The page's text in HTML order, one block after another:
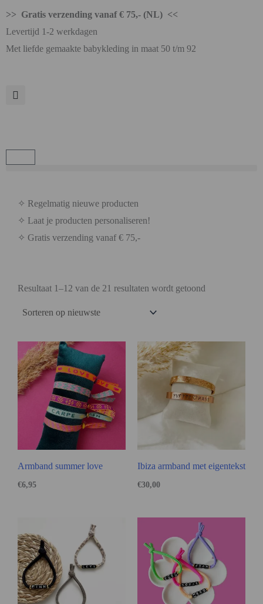
>> Gratis verzending vanaf € 75,- (NL) <<
Levertijd 1-2 werkdagen
Met liefde gemaakte babykleding in maat 50 t/m 92
✧ Regelmatig nieuwe producten
✧ Laat je producten personaliseren!
✧ Gratis verzending vanaf € 75,-
Resultaat 1–12 van de 21 resultaten wordt getoond
Armband summer love
€6,95
Ibiza armband met eigentekst
€30,00